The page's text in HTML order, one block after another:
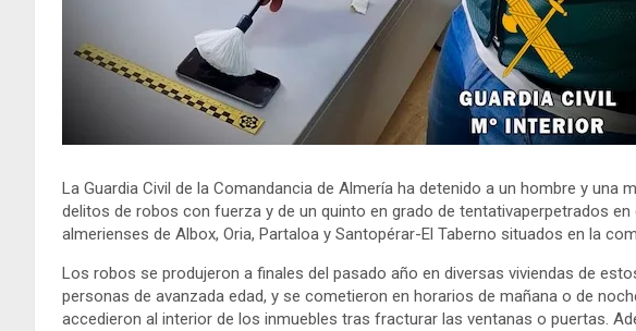
La Guardia Civil de la Comandancia de Almería ha detenido a un hombre y
delitos de robos con fuerza y de un quinto en grado de tentativaperpetrados
almerienses de Albox, Oria, Partaloa y Santopérar-El Taberno situados en la
Los robos se produjeron a finales del pasado año en diversas viviendas de
personas de avanzada edad, y se cometieron en horarios de mañana o de
accedieron al interior de los inmuebles tras fracturar las ventanas o puertas.